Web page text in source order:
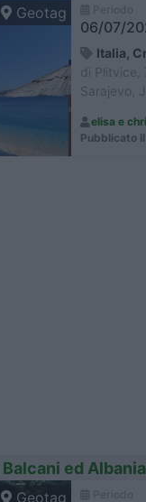
Geotag
06/07/
Italia,
di Plitvice,
Sarajevo,
elisa e
Pubblicato il
ed
Geotag